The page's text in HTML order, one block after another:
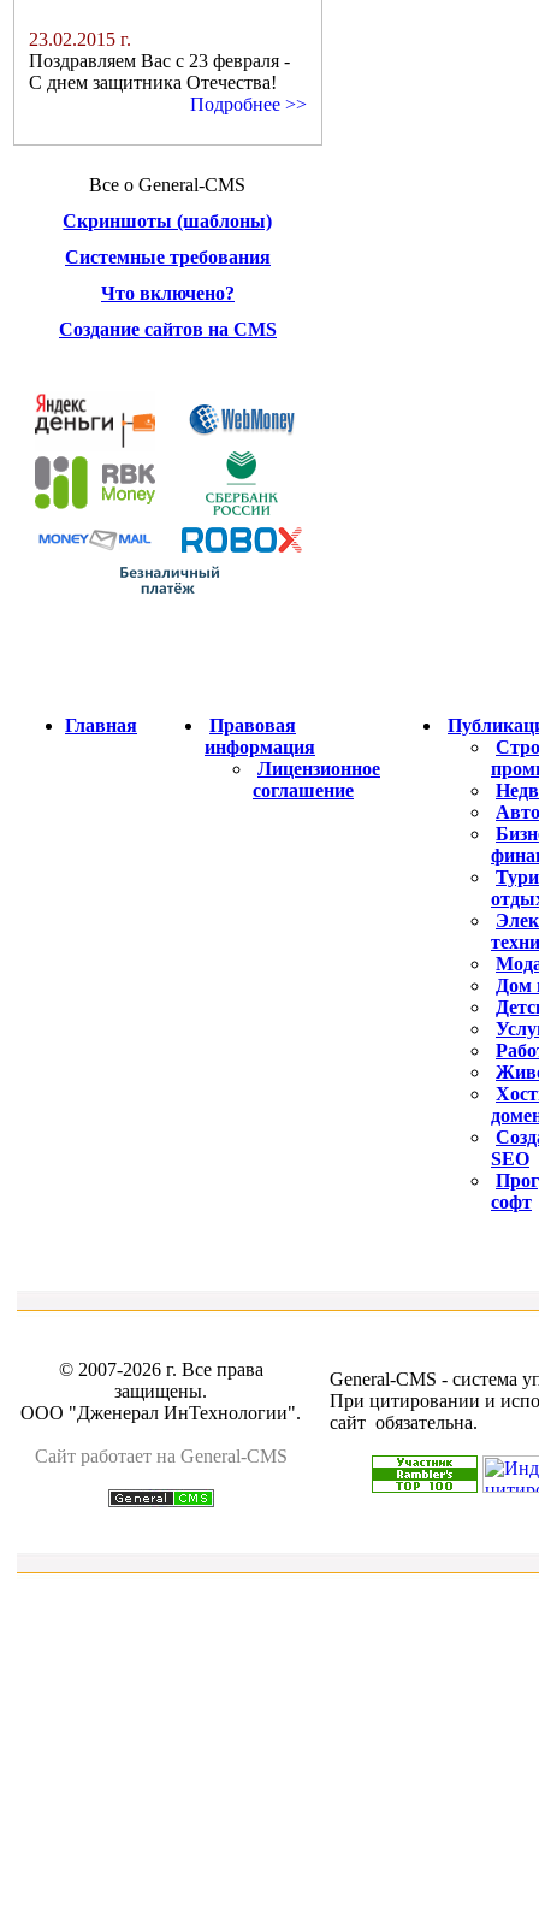
23.02.2015 г.
Поздравляем Вас с 23 февраля -
С днем защитника Отечества!
Подробнее >>
Все о General-CMS
Скриншоты (шаблоны)
Системные требования
Что включено?
Создание сайтов на CMS
Главная
Правовая
информация
Лицензионное
соглашение
Дом
SEO
софт
© 2007-2026 г. Все права
защищены.
ООО "Дженерал ИнТехнологии".
Cайт работает на General-CMS
General-CMS - система
При цитировании и
сайт обязательна.